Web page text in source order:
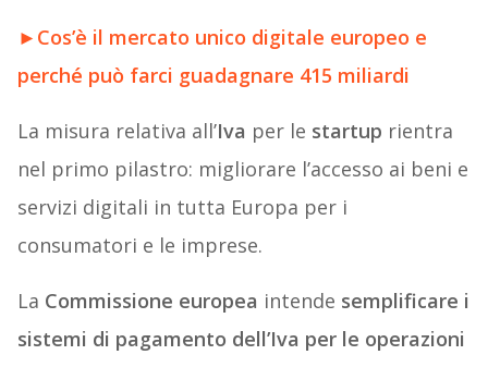
► Cos’è il mercato unico digitale europeo e
perché può farci guadagnare 415 miliardi
La misura relativa all’Iva per le startup rientra
nel primo pilastro: migliorare l’accesso ai beni e
servizi digitali in tutta Europa per i
consumatori e le imprese.
La Commissione europea intende semplificare i
sistemi di pagamento dell’Iva per le operazioni